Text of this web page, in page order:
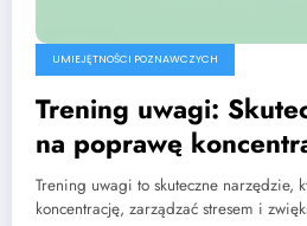
UMIEJĘTNOŚCI POZNAWCZYCH
Trening uwagi:
na poprawę
Trening uwagi to skuteczne narzędzie,
koncentrację, zarządzać stresem i